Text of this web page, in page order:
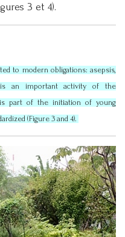
3 et 4).
to modern obligations: asepsis,
is an important activity of the
part of the initiation of young
(Figure 3 and 4).